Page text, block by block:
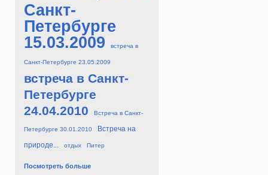
Санкт-
Петербурге
15.03.2009
встреча в
Санкт-Петербурге 23.05.2009
встреча в Санкт-
Петербурге
24.04.2010
Встреча в Санкт-
Петербурге 30.01.2010
Встреча на
природе...
отдых Питер
Посмотреть больше